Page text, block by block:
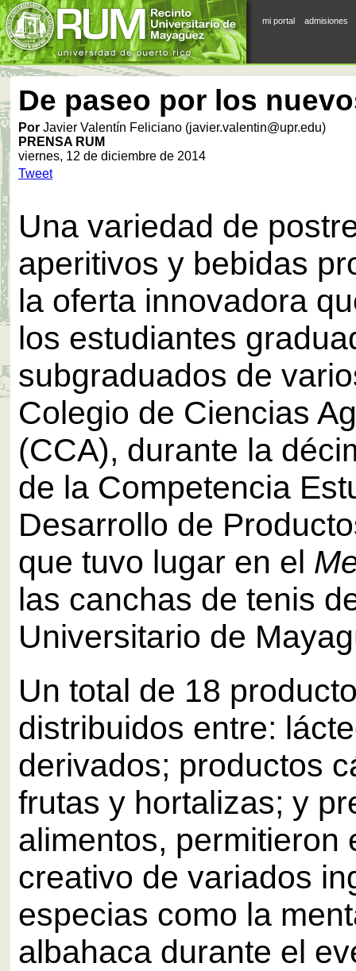
mi portal admisiones
De paseo por los
Por Javier Valentín Feliciano (javier.valentin@upr.edu)
PRENSA RUM
viernes, 12 de diciembre de 2014
Tweet
Una variedad de
aperitivos y bebidas
la oferta innovadora
los estudiantes
subgraduados de
Colegio de Ciencias
(CCA), durante la
de la Competencia
Desarrollo de
que tuvo lugar en el
las canchas de tenis
Universitario de
Un total de 18
distribuidos entre:
derivados; productos
frutas y hortalizas; y
alimentos, permitieron
creativo de variados
especias como la
albahaca durante el